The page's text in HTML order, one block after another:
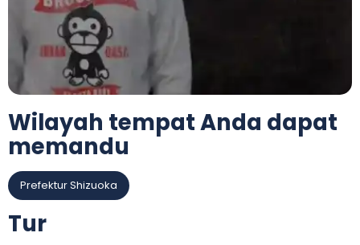
Wilayah tempat Anda dapat
memandu
Prefektur Shizuoka
Tur